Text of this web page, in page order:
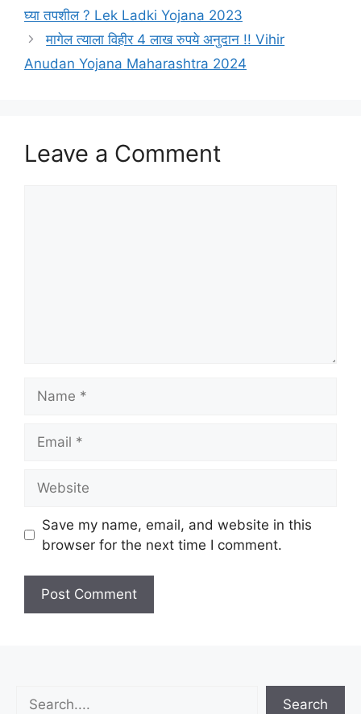
घ्या तपशील ? Lek Ladki Yojana 2023
मागेल त्याला विहीर 4 लाख रुपये अनुदान !! Vihir
Anudan Yojana Maharashtra 2024
Leave a Comment
Save my name, email, and website in this
browser for the next time I comment.
Search
Search